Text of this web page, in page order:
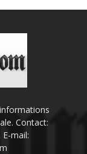
Contact:
mail: